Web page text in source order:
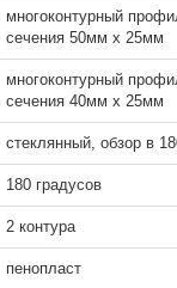
многоконтурный
сечения 50мм х 25мм
многоконтурный
сечения 40мм х 25мм
стеклянный, обзор в
180 градусов
2 контура
пенопласт